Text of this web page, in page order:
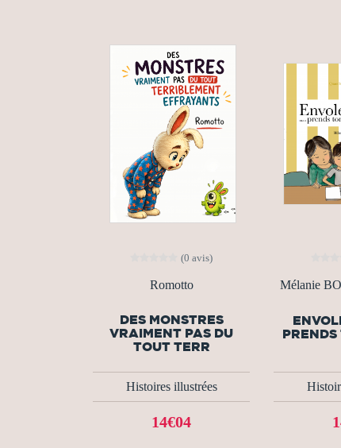
(0 avis)
Romotto
DES MONSTRES
VRAIMENT PAS DU
TOUT TERR
Histoires illustrées
14€04
Mélanie
PRENDS